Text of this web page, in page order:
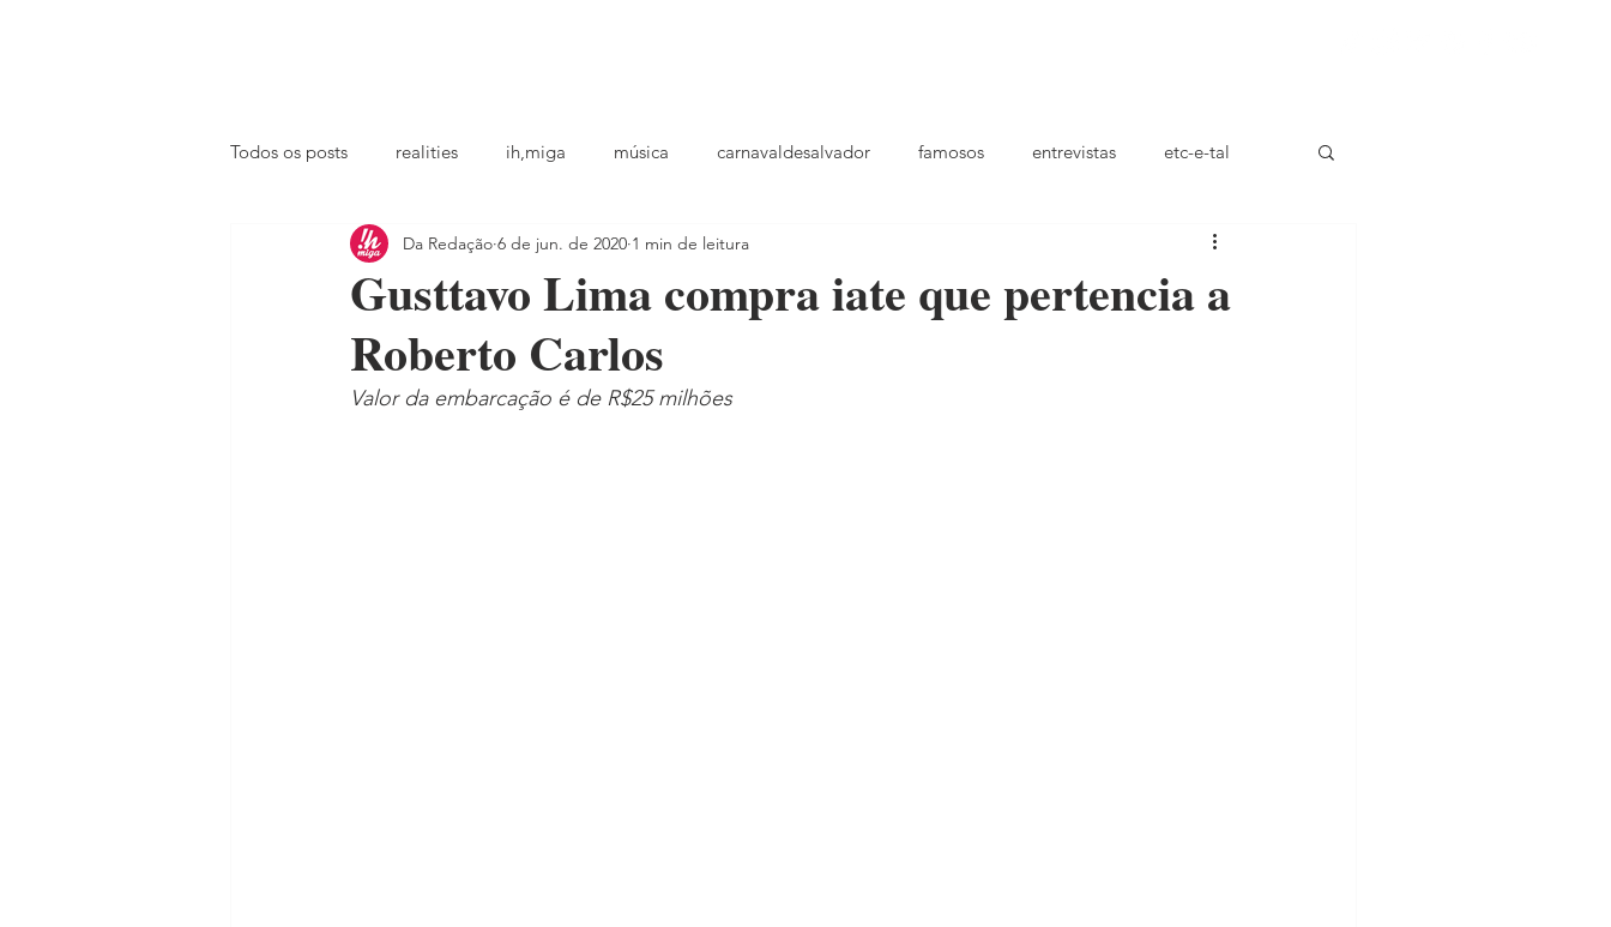
Todos os posts realities ih,miga música carnavaldesalvador famosos entrevistas etc-e-tal
looks podcast playlists
Gusttavo Lima compra iate que pertencia a
Roberto Carlos
Da Redação 6 de jun. de 2020 1 min de leitura
Valor da embarcação é de R$25 milhões